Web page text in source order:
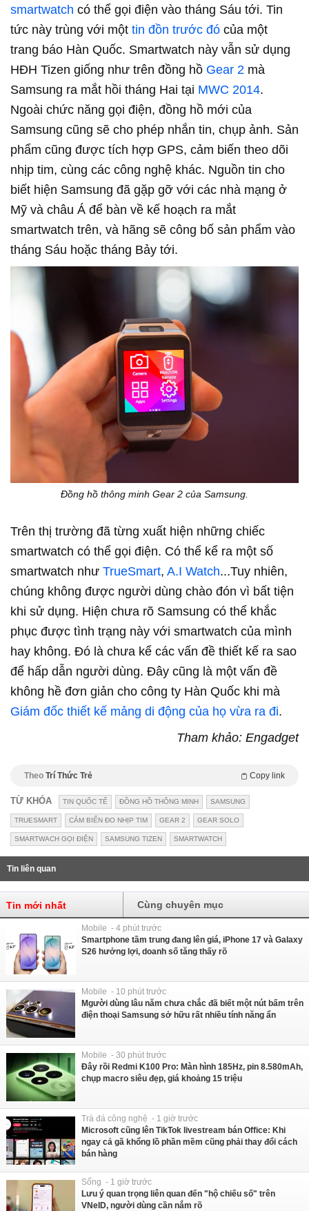
smartwatch có thể gọi điện vào tháng Sáu tới. Tin
tức này trùng với một tin đồn trước đó của một
trang báo Hàn Quốc. Smartwatch này vẫn sử dụng
HĐH Tizen giống như trên đồng hồ Gear 2 mà
Samsung ra mắt hồi tháng Hai tại MWC 2014.
Ngoài chức năng gọi điện, đồng hồ mới của
Samsung cũng sẽ cho phép nhắn tin, chụp ảnh. Sản
phẩm cũng được tích hợp GPS, cảm biến theo dõi
nhịp tim, cùng các công nghệ khác. Nguồn tin cho
biết hiện Samsung đã gặp gỡ với các nhà mạng ở
Mỹ và châu Á để bàn về kế hoạch ra mắt
smartwatch trên, và hãng sẽ công bố sản phẩm vào
tháng Sáu hoặc tháng Bảy tới.
Đồng hồ thông minh Gear 2 của Samsung.
Trên thị trường đã từng xuất hiện những chiếc
smartwatch có thể gọi điện. Có thể kể ra một số
smartwatch như TrueSmart, A.I Watch​...Tuy nhiên,
chúng không được người dùng chào đón vì bất tiện
khi sử dụng. Hiện chưa rõ Samsung có thể khắc
phục được tình trạng này với smartwatch của mình
hay không. Đó là chưa kể các vấn đề thiết kế ra sao
để hấp dẫn người dùng. Đây cũng là một vấn đề
không hề đơn giản cho công ty Hàn Quốc khi mà
Giám đốc thiết kế mảng di động của họ vừa ra đi.
Tham khảo: Engadget
Theo Trí Thức Trẻ Copy link
TỪ KHÓA TIN QUỐC TẾ ĐỒNG HỒ THÔNG MINH SAMSUNG
TRUESMART CẢM BIẾN ĐO NHỊP TIM GEAR 2 GEAR SOLO
SMARTWACH GỌI ĐIỆN SAMSUNG TIZEN SMARTWATCH
Tin liên quan
Tin mới nhất Cùng chuyên mục
Mobile - 4 phút trước
Smartphone tầm trung đang lên giá, iPhone 17 và Galaxy
S26 hưởng lợi, doanh số tăng thấy rõ
Mobile - 10 phút trước
Mgười dùng lâu năm chưa chắc đã biết một nút bấm trên
điện thoại Samsung sở hữu rất nhiều tính năng ẩn
Mobile - 30 phút trước
Đây rồi Redmi K100 Pro: Màn hình 185Hz, pin 8.580mAh,
chụp macro siêu đẹp, giá khoảng 15 triệu
Trà đá công nghệ - 1 giờ trước
Microsoft cũng lên TikTok livestream bán Office: Khi
ngay cả gã khổng lồ phần mềm cũng phải thay đổi cách
bán hàng
Sống - 1 giờ trước
Lưu ý quan trọng liên quan đến "hộ chiếu số" trên
VNeID, người dùng cần nắm rõ